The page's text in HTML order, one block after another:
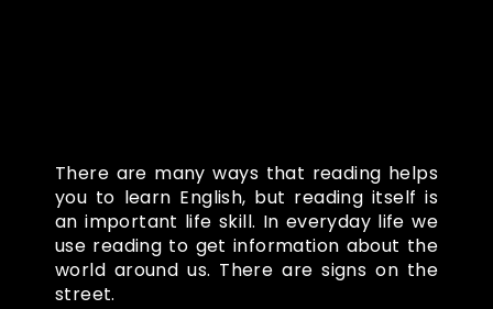
There are many ways that reading helps
you to learn English, but reading itself is
an important life skill. In everyday life we
use reading to get information about the
world around us. There are signs on the
street.